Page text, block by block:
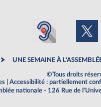
UNE SEMAINE À
©Tous droits
Accessibilité : partiellement
nationale - 126 Rue de